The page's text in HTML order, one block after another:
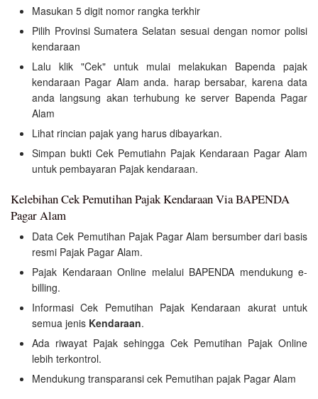
Masukan 5 digit nomor rangka terkhir
Pilih Provinsi Sumatera Selatan sesuai dengan nomor polisi
kendaraan
Lalu klik "Cek" untuk mulai melakukan Bapenda pajak
kendaraan Pagar Alam anda. harap bersabar, karena data
anda langsung akan terhubung ke server Bapenda Pagar
Alam
Lihat rincian pajak yang harus dibayarkan.
Simpan bukti Cek Pemutiahn Pajak Kendaraan Pagar Alam
untuk pembayaran Pajak kendaraan.
Kelebihan Cek Pemutihan Pajak Kendaraan Via BAPENDA
Pagar Alam
Data Cek Pemutihan Pajak Pagar Alam bersumber dari basis
resmi Pajak Pagar Alam.
Pajak Kendaraan Online melalui BAPENDA mendukung e-
billing.
Informasi Cek Pemutihan Pajak Kendaraan akurat untuk
semua jenis Kendaraan.
Ada riwayat Pajak sehingga Cek Pemutihan Pajak Online
lebih terkontrol.
Mendukung transparansi cek Pemutihan pajak Pagar Alam